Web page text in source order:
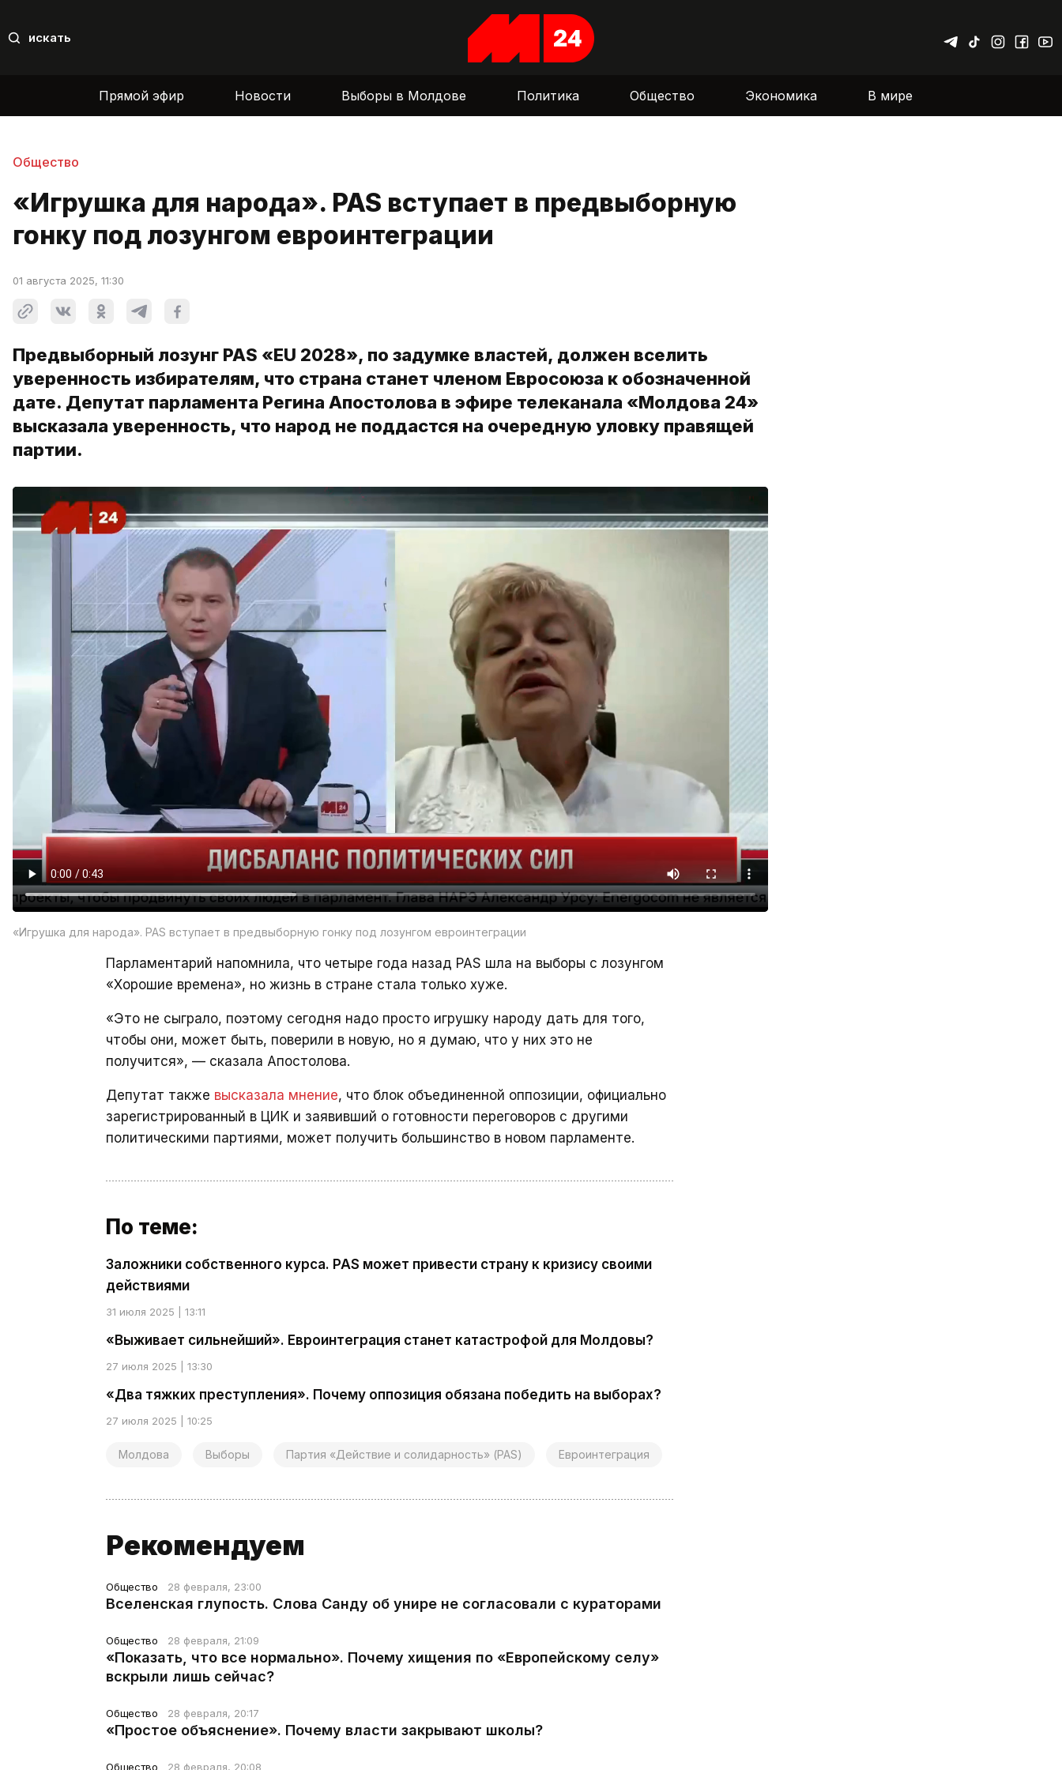
искать
Прямой эфир Новости Выборы в Молдове Политика Общество Экономика В мире
Общество
«Игрушка для народа». PAS вступает в предвыборную
гонку под лозунгом евроинтеграции
01 августа 2025, 11:30
Предвыборный лозунг PAS «EU 2028», по задумке властей, должен вселить
уверенность избирателям, что страна станет членом Евросоюза к обозначенной
дате. Депутат парламента Регина Апостолова в эфире телеканала «Молдова 24»
высказала уверенность, что народ не поддастся на очередную уловку правящей
партии.
«Игрушка для народа». PAS вступает в предвыборную гонку под лозунгом евроинтеграции
Парламентарий напомнила, что четыре года назад PAS шла на выборы с лозунгом
«Хорошие времена», но жизнь в стране стала только хуже.
«Это не сыграло, поэтому сегодня надо просто игрушку народу дать для того,
чтобы они, может быть, поверили в новую, но я думаю, что у них это не
получится», — сказала Апостолова.
Депутат также высказала мнение, что блок объединенной оппозиции, официально
зарегистрированный в ЦИК и заявивший о готовности переговоров с другими
политическими партиями, может получить большинство в новом парламенте.
По теме:
Заложники собственного курса. PAS может привести страну к кризису своими
действиями
31 июля 2025 | 13:11
«Выживает сильнейший». Евроинтеграция станет катастрофой для Молдовы?
27 июля 2025 | 13:30
«Два тяжких преступления». Почему оппозиция обязана победить на выборах?
27 июля 2025 | 10:25
Молдова Выборы Партия «Действие и солидарность» (PAS) Евроинтеграция
Рекомендуем
Общество 28 февраля, 23:00
Вселенская глупость. Слова Санду об унире не согласовали с кураторами
Общество 28 февраля, 21:09
«Показать, что все нормально». Почему хищения по «Европейскому селу»
вскрыли лишь сейчас?
Общество 28 февраля, 20:17
«Простое объяснение». Почему власти закрывают школы?
Общество 28 февраля, 20:08